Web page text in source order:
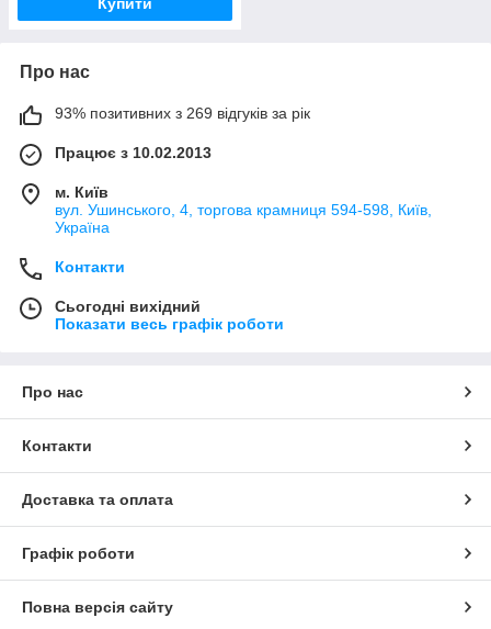
Про нас
93% позитивних з 269 відгуків за рік
Працює з 10.02.2013
м. Київ
вул. Ушинського, 4, торгова крамниця 594-598, Київ,
Україна
Контакти
Сьогодні вихідний
Показати весь графік роботи
Про нас
Контакти
Доставка та оплата
Графік роботи
Повна версія сайту